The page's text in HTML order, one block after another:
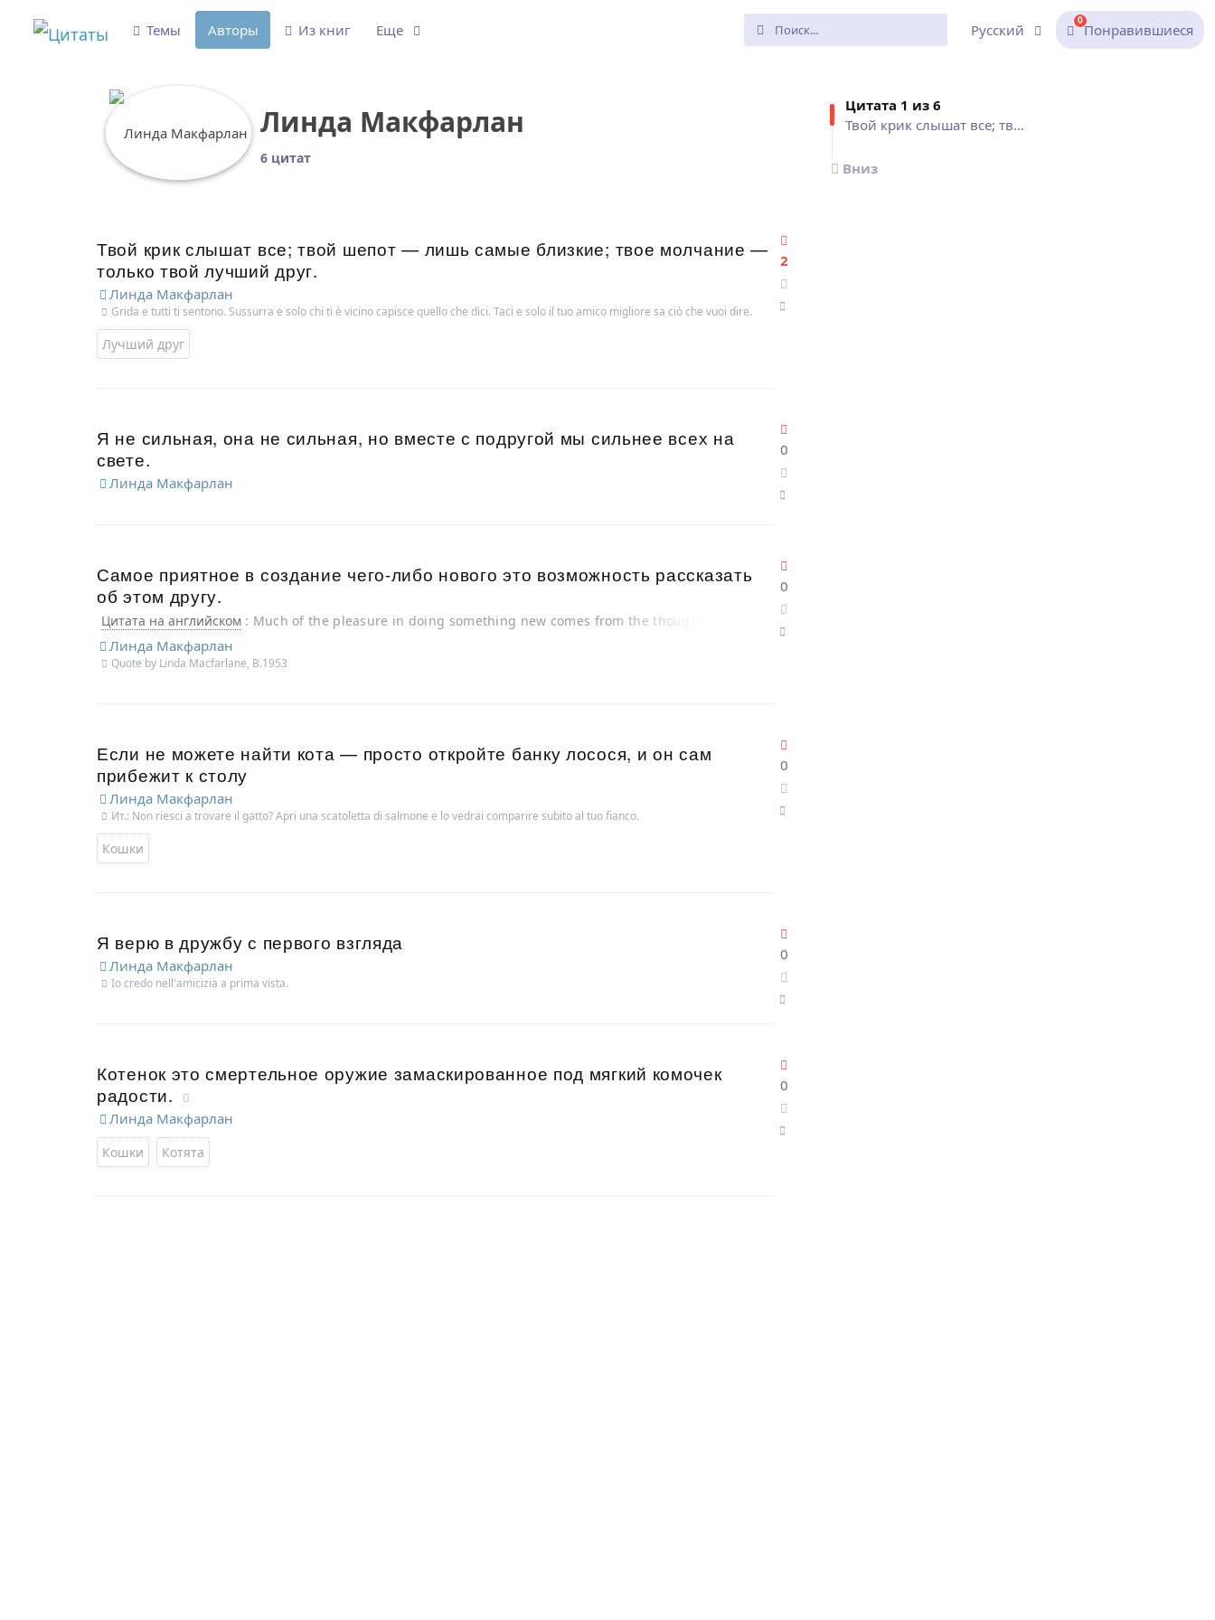
Линда Макфарлан
6 цитат
Твой крик слышат все; твой шепот — лишь самые близкие; твое молчание —
только твой лучший друг.
Линда Макфарлан
Grida e tutti ti sentono. Sussurra e solo chi ti è vicino capisce quello che dici. Taci e solo il tuo amico migliore sa ciò che vuoi dire.
Лучший друг
2
Я не сильная, она не сильная, но вместе с подругой мы сильнее всех на
свете.
Линда Макфарлан
0
Самое приятное в создание чего-либо нового это возможность рассказать
об этом другу.
Цитата на английском : Much of the pleasure in doing something new comes from the thought of
telling a friend all about it.
Линда Макфарлан
Quote by Linda Macfarlane, B.1953
0
Если не можете найти кота — просто откройте банку лосося, и он сам
прибежит к столу
Линда Макфарлан
Ит.: Non riesci a trovare il gatto? Apri una scatoletta di salmone e lo vedrai comparire subito al tuo fianco.
Кошки
0
Я верю в дружбу с первого взгляда
Линда Макфарлан
Io credo nell'amicizia a prima vista.
0
Котенок это смертельное оружие замаскированное под мягкий комочек
радости.
Линда Макфарлан
Кошки Котята
0
Цитата 1 из 6
Твой крик слышат все; твой...
Вниз
Темы Авторы Из книг Еще Русский
0
Понравившиеся